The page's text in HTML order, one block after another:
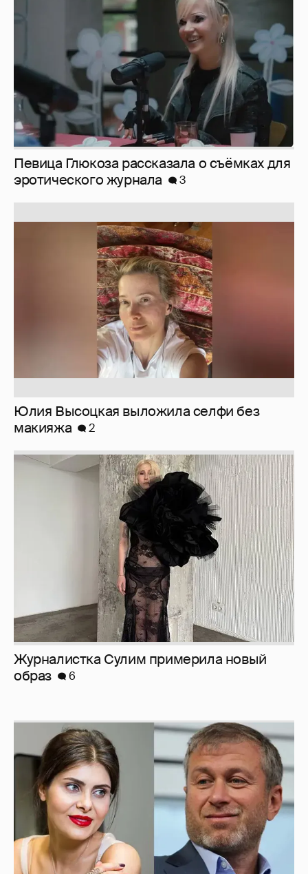
Певица Глюкоза рассказала о съёмках для
эротического журнала
3
Юлия Высоцкая выложила селфи без
макияжа
2
Журналистка Сулим примерила новый
образ
6